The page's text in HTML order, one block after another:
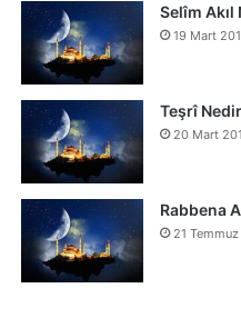
Selîm Akıl
19 Mart
Teşrî
20 Mart
Rabbena
21